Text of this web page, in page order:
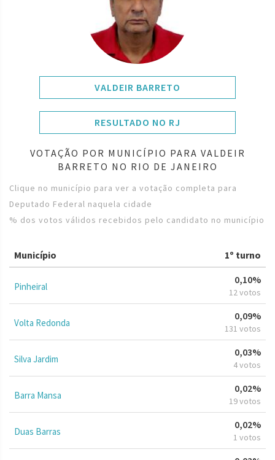
VALDEIR BARRETO
RESULTADO NO RJ
VOTAÇÃO POR MUNICÍPIO PARA VALDEIR
BARRETO NO RIO DE JANEIRO
Clique no município para ver a votação completa para
Deputado Federal naquela cidade
% dos votos válidos recebidos pelo candidato no município
Município 1º turno
Pinheiral
0,10%
12 votos
Volta Redonda
0,09%
131 votos
Silva Jardim
0,03%
4 votos
Barra Mansa
0,02%
19 votos
Duas Barras
0,02%
1 votos